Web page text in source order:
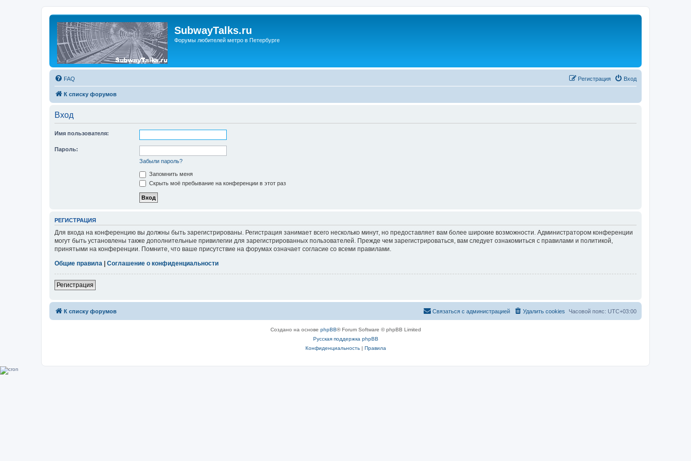
SubwayTalks.ru
Форумы любителей метро в Петербурге
FAQ Вход
Регистрация
К списку форумов
Вход
Имя пользователя:
Пароль:
Забыли пароль?
Запомнить меня
Скрыть моё пребывание на конференции в этот раз
РЕГИСТРАЦИЯ
Для входа на конференцию вы должны быть зарегистрированы. Регистрация занимает всего несколько минут, но предоставляет вам более широкие возможности. Администратором конференции
могут быть установлены также дополнительные привилегии для зарегистрированных пользователей. Прежде чем зарегистрироваться, вам следует ознакомиться с правилами и политикой,
принятыми на конференции. Помните, что ваше присутствие на форумах означает согласие со всеми правилами.
Общие правила | Соглашение о конфиденциальности
Регистрация
К списку форумов Часовой пояс: UTC+03:00
Удалить cookies
Связаться с администрацией
Создано на основе phpBB® Forum Software © phpBB Limited
Русская поддержка phpBB
Конфиденциальность| Правила